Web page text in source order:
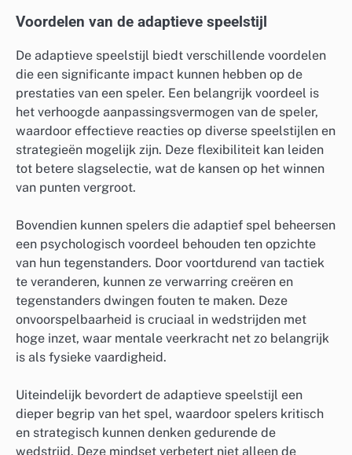
Voordelen van de adaptieve speelstijl
De adaptieve speelstijl biedt verschillende voordelen
die een significante impact kunnen hebben op de
prestaties van een speler. Een belangrijk voordeel is
het verhoogde aanpassingsvermogen van de speler,
waardoor effectieve reacties op diverse speelstijlen en
strategieën mogelijk zijn. Deze flexibiliteit kan leiden
tot betere slagselectie, wat de kansen op het winnen
van punten vergroot.
Bovendien kunnen spelers die adaptief spel beheersen
een psychologisch voordeel behouden ten opzichte
van hun tegenstanders. Door voortdurend van tactiek
te veranderen, kunnen ze verwarring creëren en
tegenstanders dwingen fouten te maken. Deze
onvoorspelbaarheid is cruciaal in wedstrijden met
hoge inzet, waar mentale veerkracht net zo belangrijk
is als fysieke vaardigheid.
Uiteindelijk bevordert de adaptieve speelstijl een
dieper begrip van het spel, waardoor spelers kritisch
en strategisch kunnen denken gedurende de
wedstrijd. Deze mindset verbetert niet alleen de